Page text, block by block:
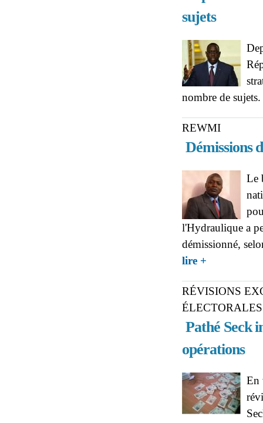
sujets
nombre de
REWMI
Démissions
Le
l'Hydraulique a
démissionné,
lire +
RÉVISIONS
ÉLECTORALES
Pathé Seck
opérations
En